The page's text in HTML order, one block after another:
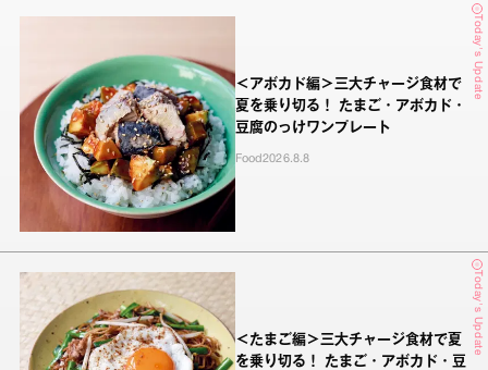
Today's Update
＜アボカド編＞三大チャージ食材で
夏を乗り切る！ たまご・アボカド・
豆腐のっけワンプレート
Food2026.8.8
Today's Update
＜たまご編＞三大チャージ食材で夏
を乗り切る！ たまご・アボカド・豆